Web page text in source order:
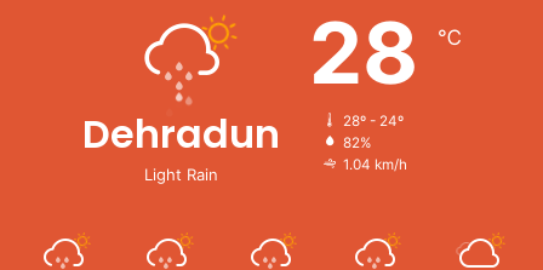
Dehradun
Light Rain
28 ℃
28º - 24º
82%
1.04 km/h